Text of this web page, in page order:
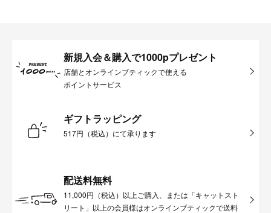
新規入会＆購入で1000pプレゼント
店舗とオンラインブティックで使える
ポイントサービス
ギフトラッピング
517円（税込）にて承ります
配送料無料
11,000円（税込）以上ご購入、または「キャットスト
リート」以上の会員様はオンラインブティックで送料